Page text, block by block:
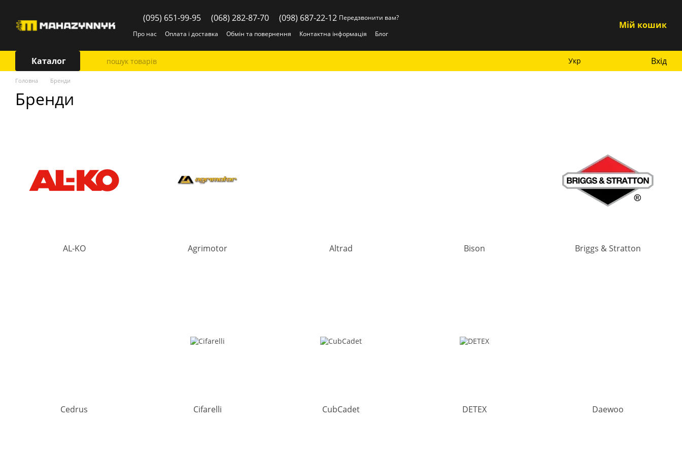
(095) 651-99-95 (068) 282-87-70 (098) 687-22-12 Передзвонити вам?
Про нас
Оплата і доставка Обмін та повернення Контактна інформація Блог
Мій кошик
Каталог Укр Вхід
Головна Бренди
Бренди
AL-KO Agrimotor Altrad Bison Briggs & Stratton
Cedrus Cifarelli CubCadet DETEX Daewoo